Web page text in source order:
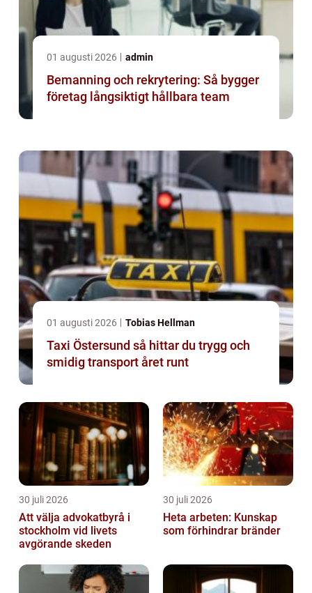
01 augusti 2026 admin
Bemanning och rekrytering: Så bygger
företag långsiktigt hållbara team
01 augusti 2026 Tobias Hellman
Taxi Östersund så hittar du trygg och
smidig transport året runt
30 juli 2026
Att välja advokatbyrå i
stockholm vid livets
avgörande skeden
30 juli 2026
Heta arbeten: Kunskap
som förhindrar bränder